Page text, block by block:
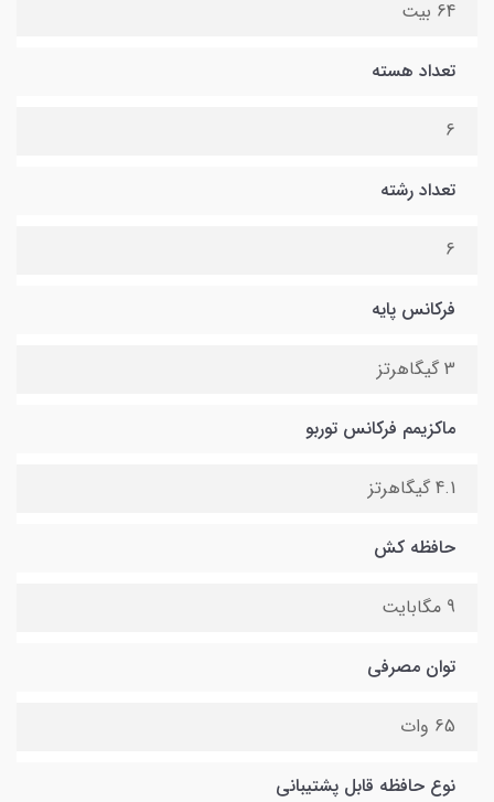
64 بیت
تعداد هسته
6
تعداد رشته
6
فرکانس پایه
3 گیگاهرتز
ماکزیمم فرکانس توربو
4.1 گیگاهرتز
حافظه کش
9 مگابایت
توان مصرفی
65 وات
نوع حافظه قابل پشتیبانی